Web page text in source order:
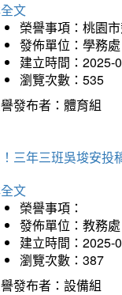
文
榮譽事項：桃園
發佈單位：學務處
建立時間：2025-
瀏覽次數：535
發布者：體育組
三年三班吳埈安投
文
榮譽事項：
發佈單位：教務處
建立時間：2025-
瀏覽次數：387
發布者：設備組